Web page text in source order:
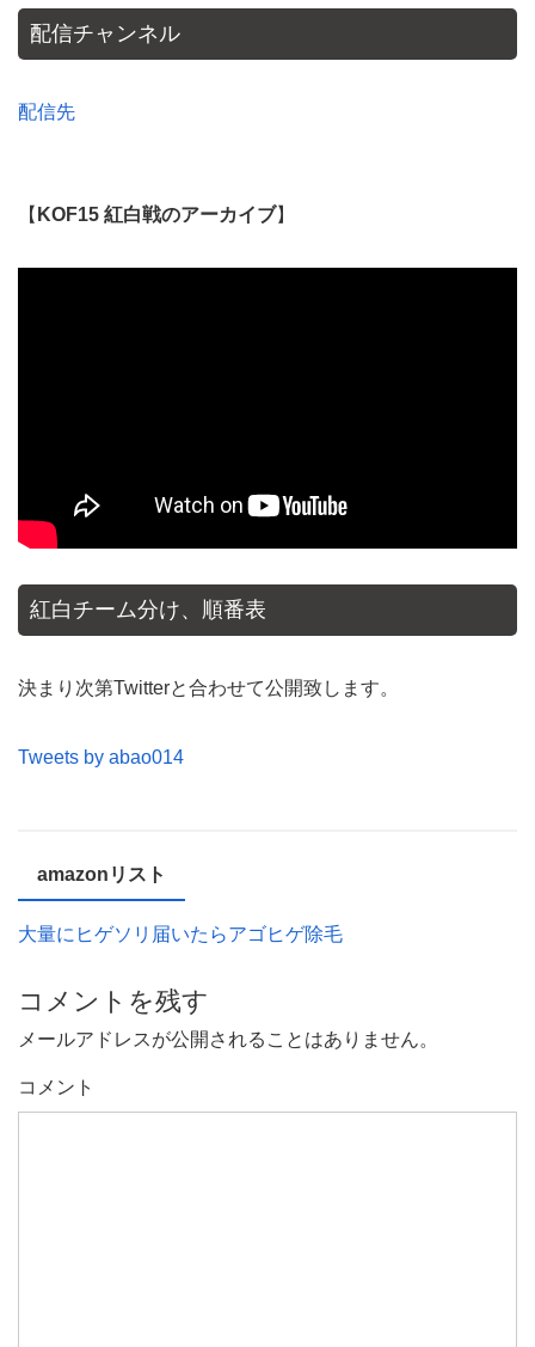
配信チャンネル
配信先
【 KOF15 紅白戦のアーカイブ】
紅白チーム分け、順番表
決まり次第Twitterと合わせて公開致します。
Tweets by abao014
amazonリスト
大量にヒゲソリ届いたらアゴヒゲ除毛
コメントを残す
メールアドレスが公開されることはありません。
コメント